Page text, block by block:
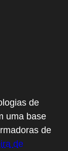
de
uma base
de
de